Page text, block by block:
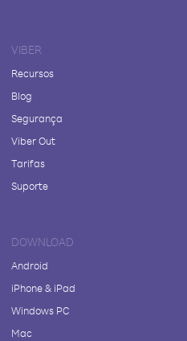
VIBER
Recursos
Blog
Segurança
Viber Out
Tarifas
Suporte
DOWNLOAD
Android
iPhone & iPad
Windows PC
Mac